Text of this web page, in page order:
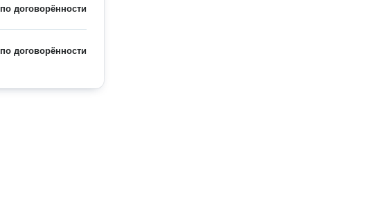
по договорённости
по договорённости